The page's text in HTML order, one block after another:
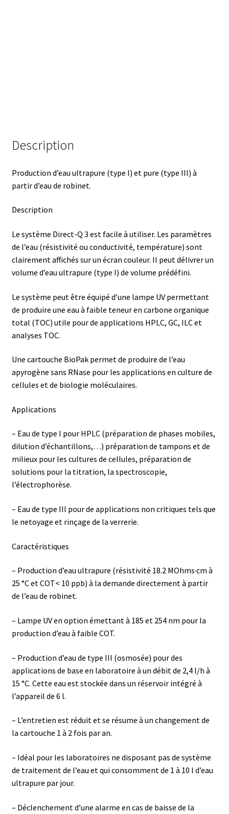
Analyse microbiologique
Appareils de laboratoire
Armoires antidéflagrantes EX
Autoclave
Automatisation avec Lea
Bain-marie et thermostat
Bains à ultrasons
Blocs thermostatés
Boites à gants
Calibrateur de température
Capteur de température
Cartes de communication
Centrifugeuses
Collecteur de fractions
Compteur de colonies
Description
Production d’eau ultrapure (type I) et pure (type III) à
partir d’eau de robinet.
Description
Le système Direct-Q 3 est facile à utiliser. Les paramètres
de l’eau (résistivité ou conductivité, température) sont
clairement affichés sur un écran couleur. Il peut délivrer un
volume d’eau ultrapure (type I) de volume prédéfini.
Le système peut être équipé d’une lampe UV permettant
de produire une eau à faible teneur en carbone organique
total (TOC) utile pour de applications HPLC, GC, ILC et
analyses TOC.
Une cartouche BioPak permet de produire de l’eau
apyrogène sans RNase pour les applications en culture de
cellules et de biologie moléculaires.
Applications
– Eau de type I pour HPLC (préparation de phases mobiles,
dilution d’échantillons,…) préparation de tampons et de
milieux pour les cultures de cellules, préparation de
solutions pour la titration, la spectroscopie,
l’électrophorèse.
– Eau de type III pour de applications non critiques tels que
le netoyage et rinçage de la verrerie.
Caractéristiques
– Production d’eau ultrapure (résistivité 18.2 MOhms·cm à
25 °C et COT< 10 ppb) à la demande directement à partir
de l’eau de robinet.
– Lampe UV en option émettant à 185 et 254 nm pour la
production d’eau à faible COT.
– Production d’eau de type III (osmosée) pour des
applications de base en laboratoire à un débit de 2,4 l/h à
15 °C. Cette eau est stockée dans un réservoir intégré à
l’appareil de 6 l.
– L’entretien est réduit et se résume à un changement de
la cartouche 1 à 2 fois par an.
– Idéal pour les laboratoires ne disposant pas de système
de traitement de l’eau et qui consomment de 1 à 10 l d’eau
ultrapure par jour.
– Déclenchement d’une alarme en cas de baisse de la